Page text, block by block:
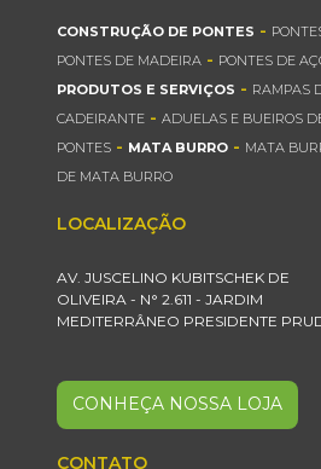
CONSTRUÇÃO DE PONTES -
PONTES DE MADEIRA - PONTES DE
PRODUTOS E SERVIÇOS - RAMPAS
CADEIRANTE -ADUELAS E BUEIROS
PONTES - MATA BURRO - MATA
DE MATA BURRO
LOCALIZAÇÃO
AV. JUSCELINO KUBITSCHEK DE
OLIVEIRA - N° 2.611 - JARDIM
MEDITERRÂNEO PRESIDENTE
CONHEÇA NOSSA LOJA
CONTATO